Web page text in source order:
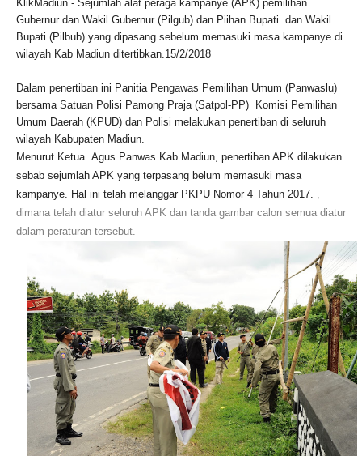
KlikMadiun - Sejumlah alat peraga kampanye (APK) pemilihan
Gubernur dan Wakil Gubernur (Pilgub) dan Piihan Bupati dan Wakil
Bupati (Pilbub) yang dipasang sebelum memasuki masa kampanye di
wilayah Kab Madiun ditertibkan.15/2/2018
Dalam penertiban ini Panitia Pengawas Pemilihan Umum (Panwaslu)
bersama Satuan Polisi Pamong Praja (Satpol-PP) Komisi Pemilihan
Umum Daerah (KPUD) dan Polisi melakukan penertiban di seluruh
wilayah Kabupaten Madiun.
Menurut Ketua Agus Panwas Kab Madiun, penertiban APK dilakukan
sebab sejumlah APK yang terpasang belum memasuki masa
kampanye. Hal ini telah melanggar PKPU Nomor 4 Tahun 2017.
dimana telah diatur seluruh APK dan tanda gambar calon semua diatur
dalam peraturan tersebut.